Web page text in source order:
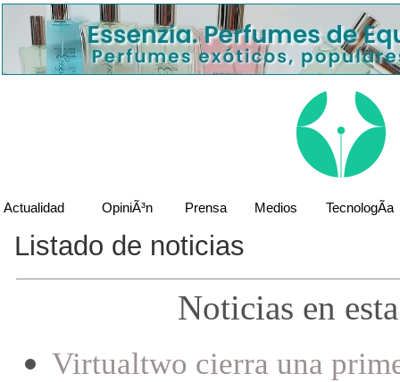
Actualidad OpiniÃ³n Prensa Medios TecnologÃ­a
Listado de noticias
Noticias en
Virtualtwo cierra una